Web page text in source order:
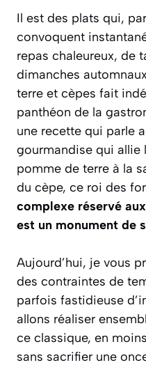
Il est des plats qui,
convoquent
repas chaleureux, de
dimanches
terre et cèpes fait
panthéon de la
une recette qui parle
gourmandise qui allie
pomme de terre à la
du cèpe, ce roi des
complexe réservé
est un monument de
Aujourd’hui, je vous
des contraintes de
parfois fastidieuse
allons réaliser
ce classique, en
sans sacrifier une